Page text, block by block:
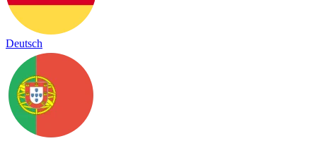
Deutsch